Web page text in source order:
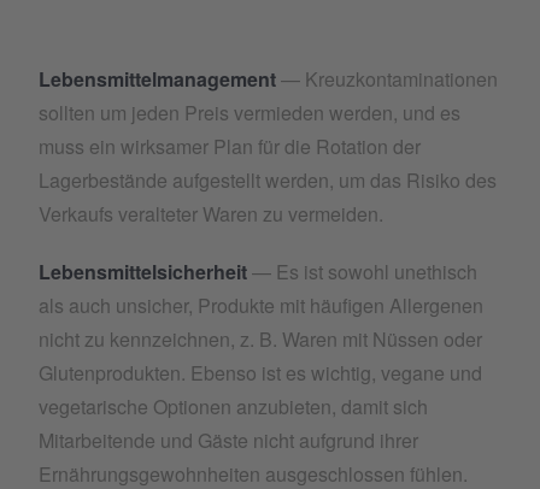
Lebensmittelmanagement— Kreuzkontaminationen
sollten um jeden Preis vermieden werden, und es
muss ein wirksamer Plan für die Rotation der
Lagerbestände aufgestellt werden, um das Risiko des
Verkaufs veralteter Waren zu vermeiden.
Lebensmittelsicherheit— Es ist sowohl unethisch
als auch unsicher, Produkte mit häufigen Allergenen
nicht zu kennzeichnen, z. B. Waren mit Nüssen oder
Glutenprodukten. Ebenso ist es wichtig, vegane und
vegetarische Optionen anzubieten, damit sich
Mitarbeitende und Gäste nicht aufgrund ihrer
Ernährungsgewohnheiten ausgeschlossen fühlen.